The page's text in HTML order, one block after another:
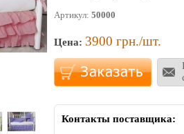
Артикул: 50000
Цена: 3900 грн./шт.
Контакты поставщика: